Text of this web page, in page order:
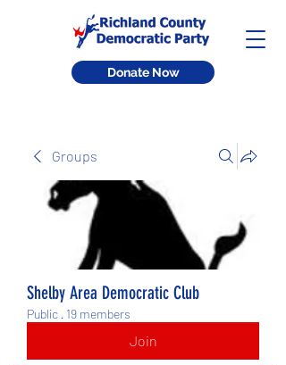
Donate Now
Groups
Shelby Area Democratic Club
Public · 19 members
Join